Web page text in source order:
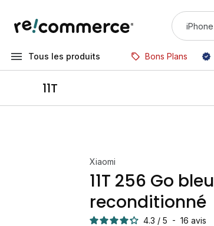
Tous les produits Bons Plans
11T
Xiaomi
11T 256 Go bleu
reconditionné
4.3 / 5 - 16 avis